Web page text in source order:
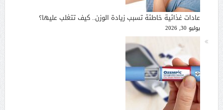
عادات غذائية خاطئة تسبب زيادة الوزن.. كيف تتغلب عليها؟
يوليو 30, 2026